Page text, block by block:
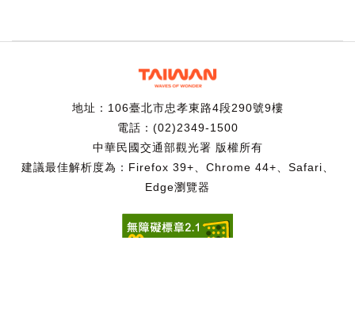
地址：106臺北市忠孝東路4段290號9樓
電話：(02)2349-1500
中華民國交通部觀光署 版權所有
建議最佳解析度為：Firefox 39+、Chrome 44+、Safari、
Edge瀏覽器